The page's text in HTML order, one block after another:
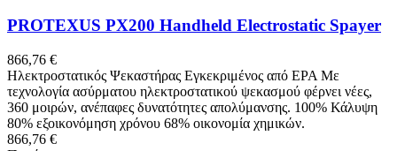
PROTEXUS PX200 Handheld Electrostatic Spayer
866,76 €
Ηλεκτροστατικός Ψεκαστήρας Εγκεκριμένος από EPA Με
τεχνολογία ασύρματου ηλεκτροστατικού ψεκασμού φέρνει νέες,
360 μοιρών, ανέπαφες δυνατότητες απολύμανσης. 100% Κάλυψη
80% εξοικονόμηση χρόνου 68% οικονομία χημικών.
866,76 €